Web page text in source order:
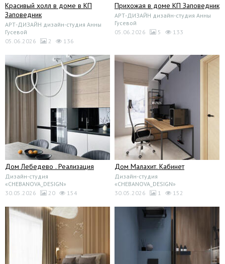
Красивый холл в доме в КП
Заповедник
АРТ-ДИЗАЙН дизайн-студия Анны
Гусевой
05.06.2026
2 136
Прихожая в доме КП Заповедник
АРТ-ДИЗАЙН дизайн-студия Анны
Гусевой
05.06.2026
5 133
Дом Лебедево . Реализация
Дизайн-студия
«CHEBANOVA_DESIGN»
30.05.2026
20 154
Дом Малахит. Кабинет
Дизайн-студия
«CHEBANOVA_DESIGN»
30.05.2026
1 152